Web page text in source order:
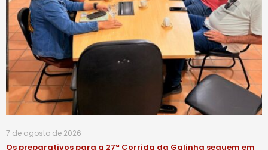
7 de agosto de 2026
Os preparativos para a 27ª Corrida da Galinha seguem em